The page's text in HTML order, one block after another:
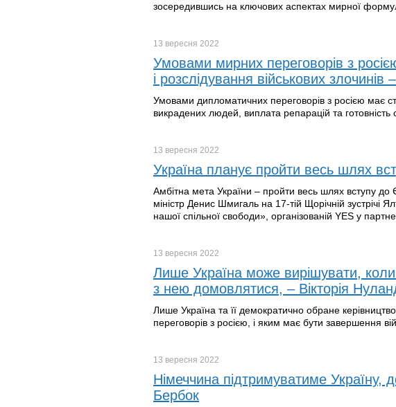
зосередившись на ключових аспектах мирної
13 вересня 2022
Умовами мирних переговорів з
і розслідування військових злочинів
Умовами дипломатичних переговорів з росією має
викрадених людей, виплата репарацій та готовність
13 вересня 2022
Україна планує пройти весь шлях
Амбітна мета України – пройти весь шлях вступу
міністр Денис Шмигаль на 17-тій Щорічній зустрічі
нашої спільної свободи», організованій YES у
13 вересня 2022
Лише Україна може вирішувати, коли
з нею домовлятися, – Вікторія
Лише Україна та її демократично обране
переговорів з росією, і яким має бути завершення
13 вересня 2022
Німеччина підтримуватиме
Бербок